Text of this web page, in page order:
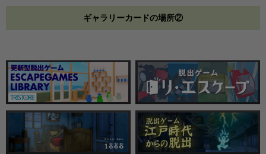
ギャラリーカードの場所②